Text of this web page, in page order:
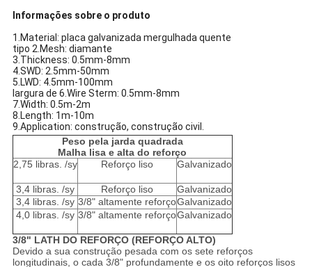
Informações sobre o produto
1.Material: placa galvanizada mergulhada quente
tipo 2.Mesh: diamante
3.Thickness: 0.5mm-8mm
4.SWD: 2.5mm-50mm
5.LWD: 4.5mm-100mm
largura de 6.Wire Sterm: 0.5mm-8mm
7.Width: 0.5m-2m
8.Length: 1m-10m
9.Application: construção, construção civil.
Peso pela jarda quadrada
Malha lisa e alta do reforço
2,75 libras. /sy
Reforço liso Galvanizado
3,4 libras. /sy Reforço liso
Galvanizado
3,4 libras. /sy 3/8" altamente reforçoGalvanizado
4,0 libras. /sy 3/8" altamente reforçoGalvanizado
3/8" LATH DO REFORÇO (REFORÇO ALTO)
Devido a sua construção pesada com os sete reforços
longitudinais, o cada 3/8" profundamente e os oito reforços lisos